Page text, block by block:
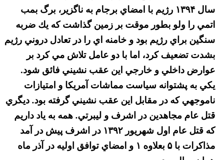
سال ۱۳۹۴ رژيم با امضاي برجام به ناگزير، برگ بمب
اتمي را ولو بطور موقت بر زمين گذاشت كه يك ضربه
سنگين براي رژيم بود و خامنه اي را در تعادل دروني رژيم
بشدت تضعيف كرد، اما با دو عامل تلاش مي كرد بر
عوارض داخلي و خارجي اين عقب نشيني فائق شود.
يكي به پشتوانه سياست مماشات آمريكا و امتيازات
ناموجهي كه در مقابل اين عقب نشيني گرفته بود. ديگري
قتل عام مجاهدين در اشرف و ليبرتي. همه به ياد داريم
كه قتل عام اول شهريور ۱۳۹۲ در اشرف پيش در آمد
مذاكرات با ۵ بعلاوه ۱ و امضاي توافق اوليه در آذر ماه